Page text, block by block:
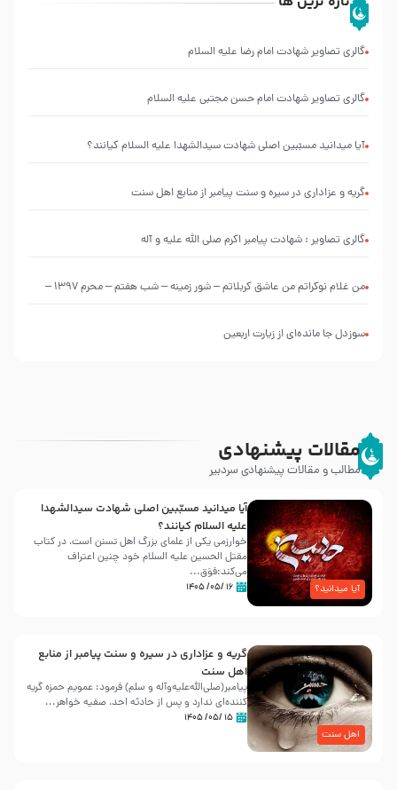
گالری تصاویر شهادت امام رضا علیه السلام
گالری تصاویر شهادت امام حسن مجتبی علیه السلام
آیا میدانید مسبّبین اصلی شهادت سیدالشهدا علیه ‌السلام کیانند؟
گریه و عزاداری در سیره و سنت پیامبر از منابع اهل سنت
گالری تصاویر : شهادت پیامبر اکرم صلی الله علیه و آله
من غلام نوکراتم من عاشق کربلاتم – شور زمینه – شب هفتم – محرم 1397 –
سوزدل جا مانده‌ای از زیارت اربعین
مقالات پیشنهادی
مطالب و مقالات پیشنهادی سردبیر
آیا میدانید؟
آیا میدانید مسبّبین اصلی شهادت سیدالشهدا
علیه ‌السلام کیانند؟
خوارزمی یکی از علمای بزرگ اهل تسنن است، در کتاب
مقتل الحسین علیه ‌السلام خود چنین اعتراف
می‌کند:فوَق...
۱۶ /۰۵/ ۱۴۰۵
اهل سنت
گریه و عزاداری در سیره و سنت پیامبر از منابع
اهل سنت
پیامبر(صلی‌الله‌علیه‌وآله و سلم) فرمود: عمویم حمزه گریه
کننده‌ای ندارد و پس از حادثه احد، صفیه خواهر...
۱۵ /۰۵/ ۱۴۰۵